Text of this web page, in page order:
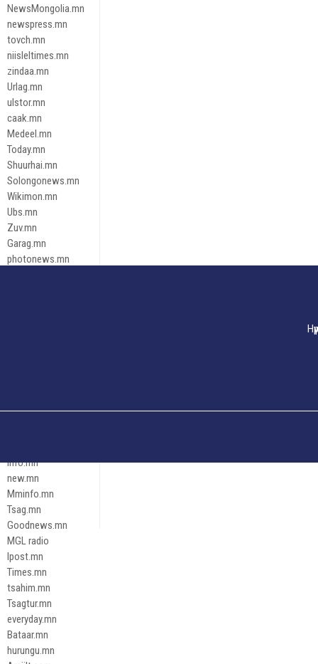
NewsMongolia.mn
newspress.mn
tovch.mn
niisleltimes.mn
zindaa.mn
Urlag.mn
ulstor.mn
caak.mn
Medeel.mn
Today.mn
Shuurhai.mn
Solongonews.mn
Wikimon.mn
Ubs.mn
Zuv.mn
Garag.mn
photonews.mn
Эрх зүй
info.mn
new.mn
Mminfo.mn
Tsag.mn
Goodnews.mn
MGL radio
Ipost.mn
Times.mn
tsahim.mn
Tsagtur.mn
everyday.mn
Bataar.mn
hurungu.mn